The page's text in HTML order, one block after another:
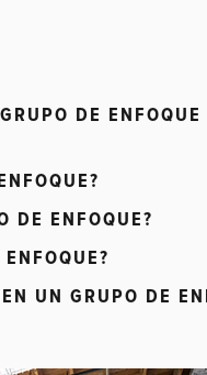
DE
DE ENFOQUE?
UN GRUPO DE